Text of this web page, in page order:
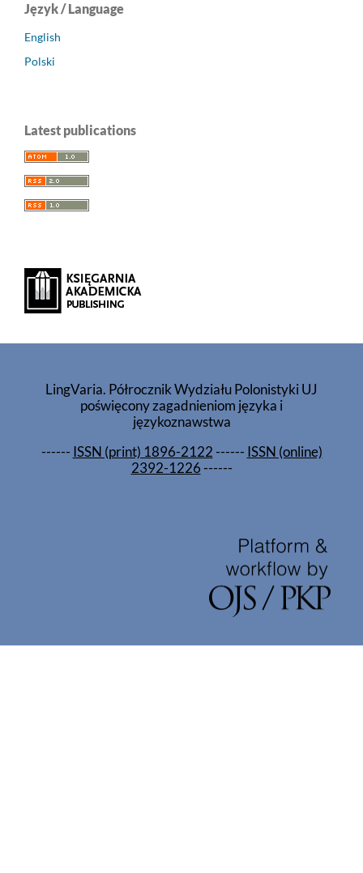
Język / Language
English
Polski
Latest publications
LingVaria. Półrocznik Wydziału Polonistyki UJ
poświęcony zagadnieniom języka i
językoznawstwa
------ ISSN (print) 1896-2122------ ISSN (online)
2392-1226------